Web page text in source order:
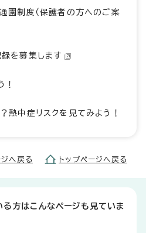
園制度（保護者の方へのご案
を募集します
！
熱中症リスクを見てみよう！
へ戻る トップページへ戻る
る方はこんなページも見ていま